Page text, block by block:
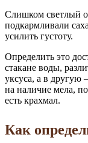
Слишком светлый
подкармливали
усилить густоту.
Определить это
стакане воды,
уксуса, а в другую
на наличие мела,
есть крахмал.
Как